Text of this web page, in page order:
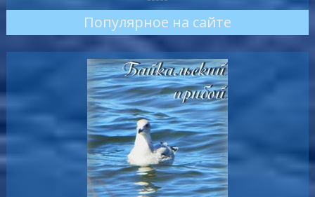
Популярное на сайте